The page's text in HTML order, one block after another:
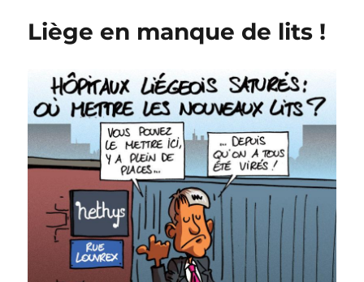
reconfine…
Liège en manque de lits !